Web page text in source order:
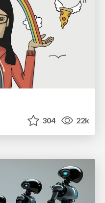
304 22k